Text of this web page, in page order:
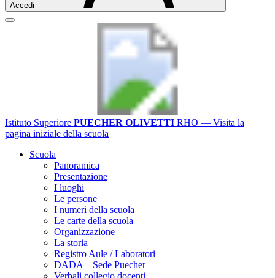
Accedi
Istituto Superiore PUECHER OLIVETTI RHO — Visita la
pagina iniziale della scuola
Scuola
Panoramica
Presentazione
I luoghi
Le persone
I numeri della scuola
Le carte della scuola
Organizzazione
La storia
Registro Aule / Laboratori
DADA – Sede Puecher
Verbali collegio docenti